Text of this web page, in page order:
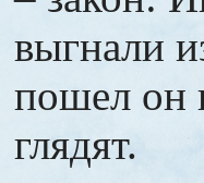
выгнали
пошел он
глядят.